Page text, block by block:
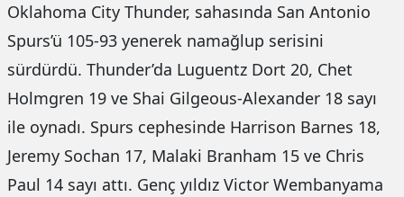
Oklahoma City Thunder, sahasında San Antonio
Spurs’ü 105-93 yenerek namağlup serisini
sürdürdü. Thunder’da Luguentz Dort 20, Chet
Holmgren 19 ve Shai Gilgeous-Alexander 18 sayı
ile oynadı. Spurs cephesinde Harrison Barnes 18,
Jeremy Sochan 17, Malaki Branham 15 ve Chris
Paul 14 sayı attı. Genç yıldız Victor Wembanyama